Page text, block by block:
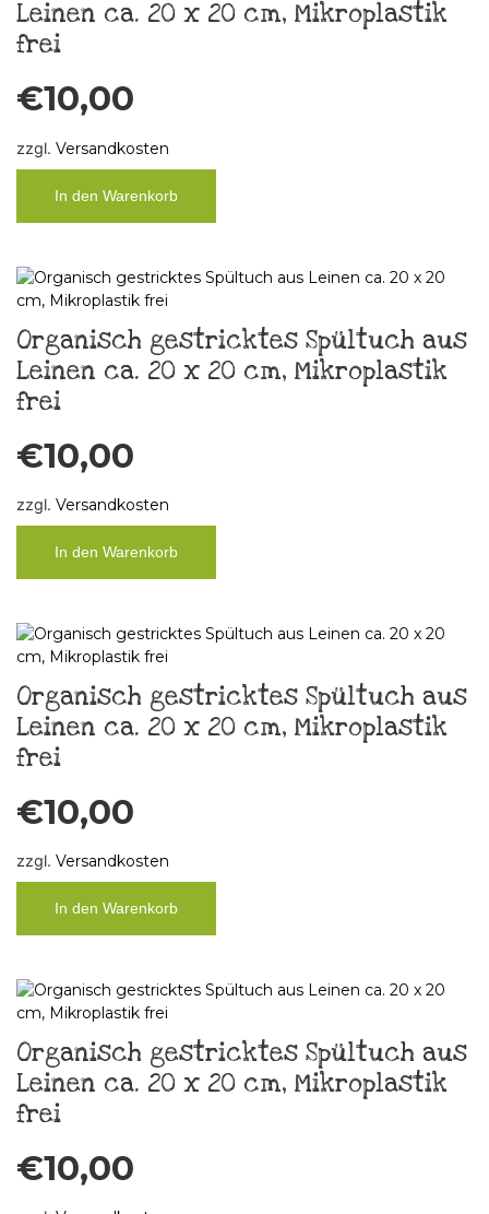
Leinen ca. 20 x 20 cm, Mikroplastik
frei
€10,00
zzgl. Versandkosten
In den Warenkorb
Organisch gestricktes Spültuch aus
Leinen ca. 20 x 20 cm, Mikroplastik
frei
€10,00
zzgl. Versandkosten
In den Warenkorb
Organisch gestricktes Spültuch aus
Leinen ca. 20 x 20 cm, Mikroplastik
frei
€10,00
zzgl. Versandkosten
In den Warenkorb
Organisch gestricktes Spültuch aus
Leinen ca. 20 x 20 cm, Mikroplastik
frei
€10,00